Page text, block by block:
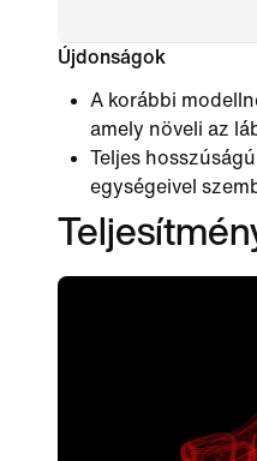
Újdonságok
A korábbi
amely növeli az
Teljes
egységeivel